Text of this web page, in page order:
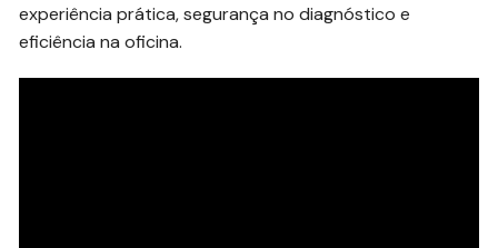
experiência prática, segurança no diagnóstico e
eficiência na oficina.